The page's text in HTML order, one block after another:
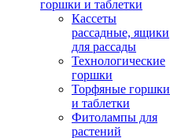
горшки и таблетки
Кассеты
рассадные, ящики
для рассады
Технологические
горшки
Торфяные горшки
и таблетки
Фитолампы для
растений